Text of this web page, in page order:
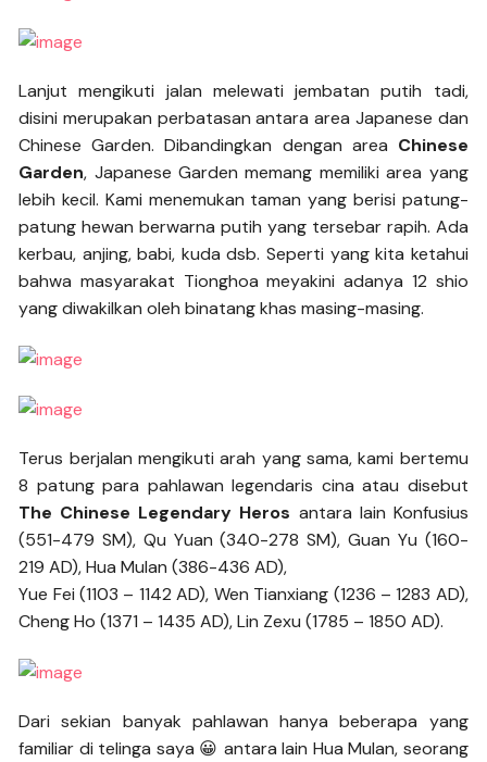
Lanjut mengikuti jalan melewati jembatan putih tadi,
disini merupakan perbatasan antara area Japanese dan
Chinese Garden. Dibandingkan dengan area Chinese
Garden, Japanese Garden memang memiliki area yang
lebih kecil. Kami menemukan taman yang berisi patung-
patung hewan berwarna putih yang tersebar rapih. Ada
kerbau, anjing, babi, kuda dsb. Seperti yang kita ketahui
bahwa masyarakat Tionghoa meyakini adanya 12 shio
yang diwakilkan oleh binatang khas masing-masing.
Terus berjalan mengikuti arah yang sama, kami bertemu
8 patung para pahlawan legendaris cina atau disebut
The Chinese Legendary Heros antara lain Konfusius
(551-479 SM), Qu Yuan (340-278 SM), Guan Yu (160-
219 AD), Hua Mulan (386-436 AD),
Yue Fei (1103 – 1142 AD), Wen Tianxiang (1236 – 1283 AD),
Cheng Ho (1371 – 1435 AD), Lin Zexu (1785 – 1850 AD).
Dari sekian banyak pahlawan hanya beberapa yang
familiar di telinga saya 😀 antara lain Hua Mulan, seorang